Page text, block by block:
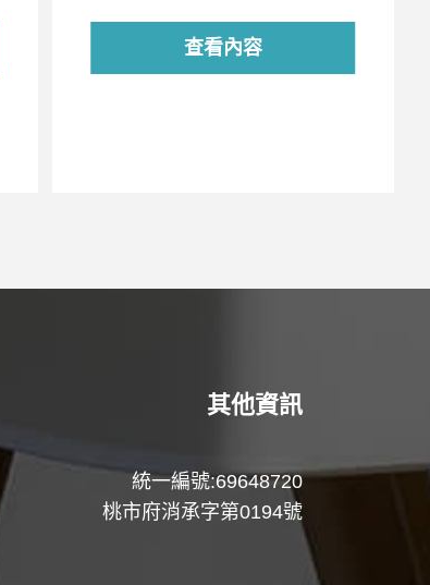
查看內容
其他資訊
統一編號:69648720
桃市府消承字第0194號